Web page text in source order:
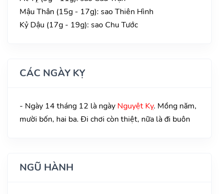
Mậu Thân (15g - 17g): sao Thiên Hình
Kỷ Dậu (17g - 19g): sao Chu Tước
CÁC NGÀY KỴ
- Ngày 14 tháng 12 là ngày Nguyệt Kỵ. Mồng năm,
mười bốn, hai ba. Đi chơi còn thiệt, nữa là đi buôn
NGŨ HÀNH